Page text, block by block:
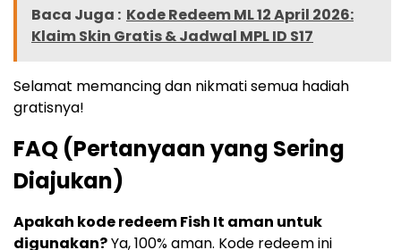
Baca Juga : Kode Redeem ML 12 April 2026:
Klaim Skin Gratis & Jadwal MPL ID S17
Selamat memancing dan nikmati semua hadiah
gratisnya!
FAQ (Pertanyaan yang Sering
Diajukan)
Apakah kode redeem Fish It aman untuk
digunakan?Ya, 100% aman. Kode redeem ini